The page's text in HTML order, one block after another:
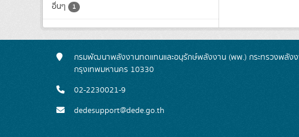
อื่นๆ 1
กรมพัฒนาพลังงานทดแทนและอนุรักษ์พลังงาน (พพ.) กระทรวงพลังง
กรุงเทพมหานคร 10330
02-2230021-9
dedesupport@dede.go.th